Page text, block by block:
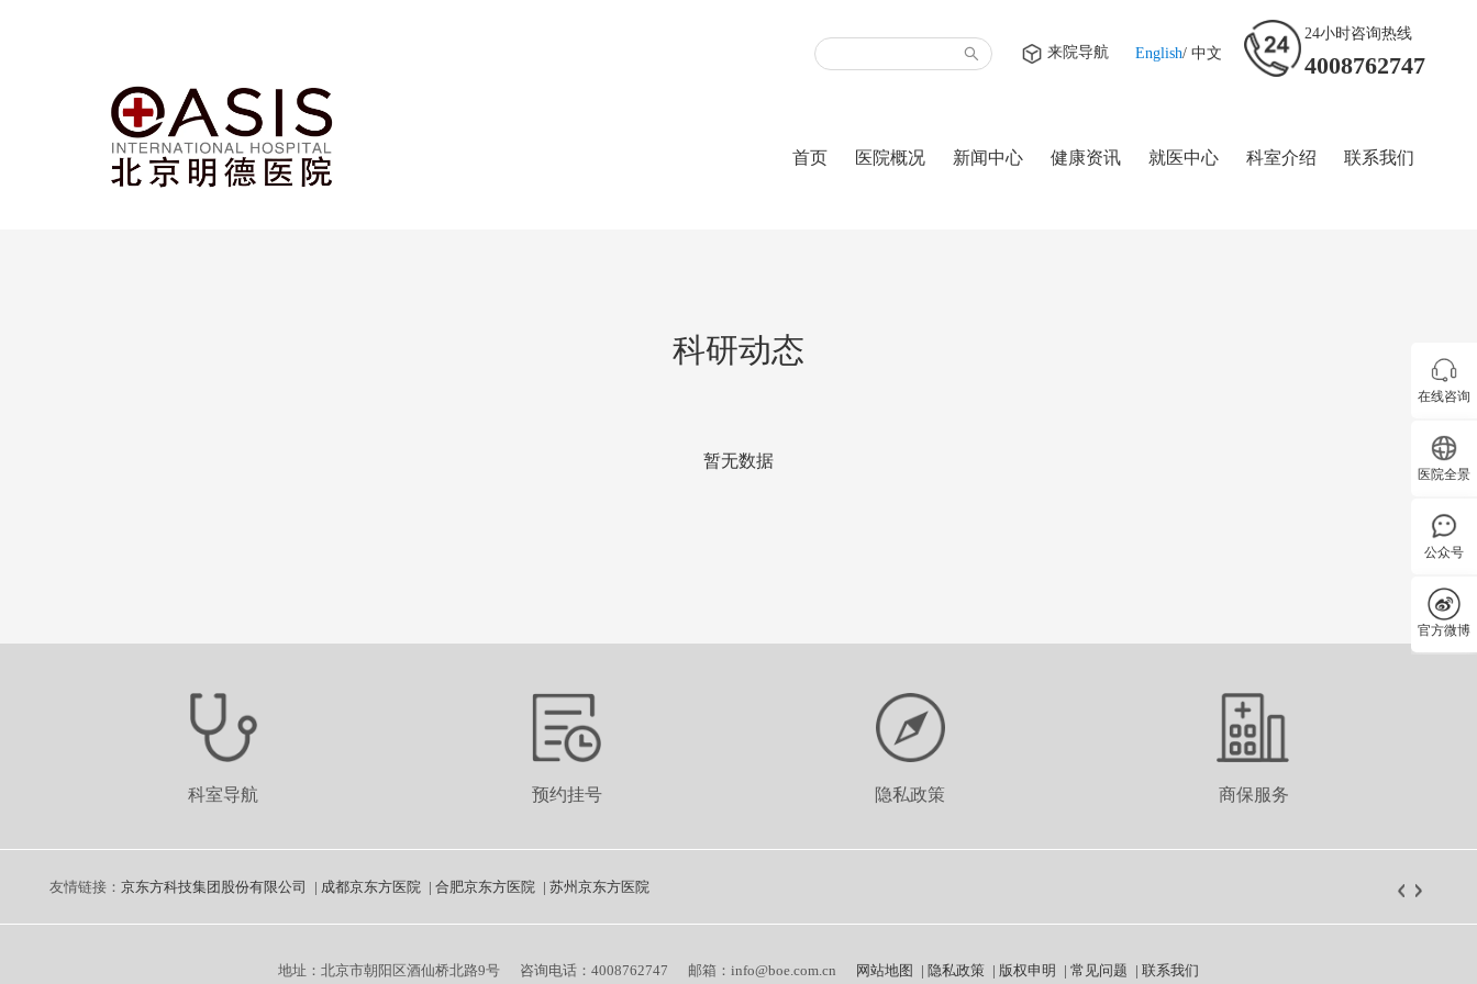
来院导航 English/ 中文
24小时咨询热线
4008762747
首页 医院概况 新闻中心 健康资讯 就医中心 科室介绍 联系我们
科研动态
暂无数据
科室导航 预约挂号 隐私政策 商保服务
友情链接： 京东方科技集团股份有限公司 | 成都京东方医院 | 合肥京东方医院 | 苏州京东方医院
地址：北京市朝阳区酒仙桥北路9号 咨询电话：4008762747 邮箱：info@boe.com.cn 网站地图 隐私政策 版权申明 常见问题 联系我们
在线咨询
医院全景
公众号
官方微博